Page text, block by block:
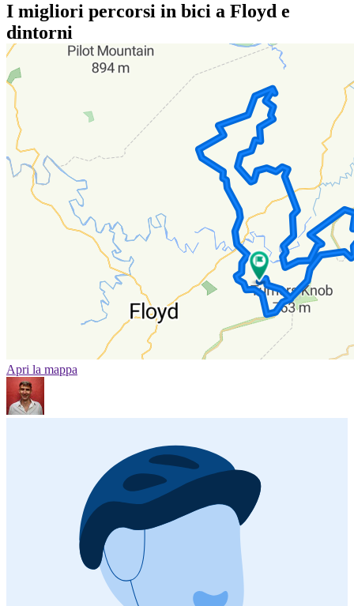
I migliori percorsi in bici a Floyd e
dintorni
Apri la mappa